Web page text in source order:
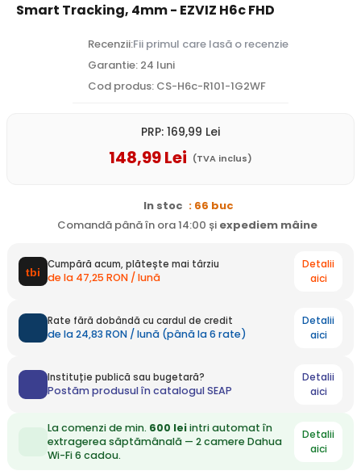
Smart Tracking, 4mm - EZVIZ H6c FHD
Recenzii:Fii primul care lasă o recenzie
Garantie: 24 luni
Cod produs: CS-H6c-R101-1G2WF
PRP: 169,99 Lei
148,99Lei (TVA inclus)
In stoc : 66 buc
Comandă până în ora 14:00 și expediem mâine
Cumpără acum, plătește mai târziu
de la 47,25 RON / lună
Detalii
aici
Rate fără dobândă cu cardul de credit
de la 24,83 RON / lună (până la 6 rate)
Detalii
aici
Instituție publică sau bugetară?
Postăm produsul în catalogul SEAP
Detalii
aici
La comenzi de min. 600 leiintri automat în
extragerea săptămânală — 2 camere Dahua
Wi-Fi 6 cadou.
Detalii
aici